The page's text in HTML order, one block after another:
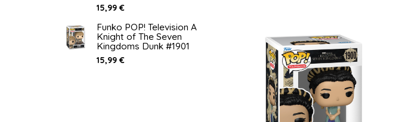
15,99 €
Funko POP! Television A
Knight of The Seven
Kingdoms Dunk #1901
15,99 €